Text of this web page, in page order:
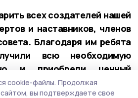
всех создателей нашей
и наставников, членов
Благодаря им ребята
всю необходимую
и приобрели ценный
— отметил губернатор.
cookie-файлы. Продолжая
вы подтверждаете свое